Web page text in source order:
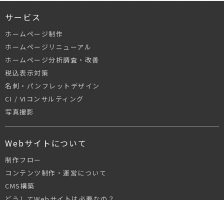
サービス
ホームページ制作
ホームページリニューアル
ホームページ分析調査・改善
税込表示対策
名刺・パンフレットデザイン
CI / VIコンサルティング
写真撮影
Webサイトについて
制作フロー
コンテンツ制作・運営について
CMS構築